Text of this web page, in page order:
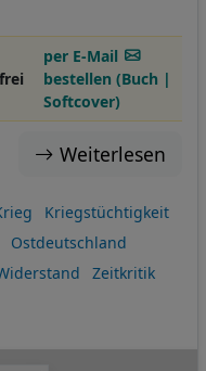
per E-Mail
bestellen (Buch |
Softcover)
Weiterlesen
Kriegstüchtigkeit
Ostdeutschland
Zeitkritik